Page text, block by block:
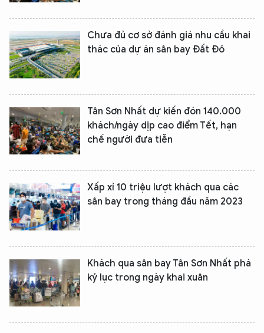
Chưa đủ cơ sở đánh giá nhu cầu khai
thác của dự án sân bay Đất Đỏ
Tân Sơn Nhất dự kiến đón 140.000
khách/ngày dịp cao điểm Tết, hạn
chế người đưa tiễn
Xấp xỉ 10 triệu lượt khách qua các
sân bay trong tháng đầu năm 2023
Khách qua sân bay Tân Sơn Nhất phá
kỷ lục trong ngày khai xuân